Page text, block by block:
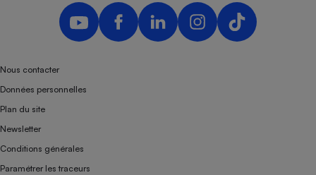
Nous contacter
Données personnelles
Plan du site
Newsletter
Conditions générales
Paramétrer les traceurs